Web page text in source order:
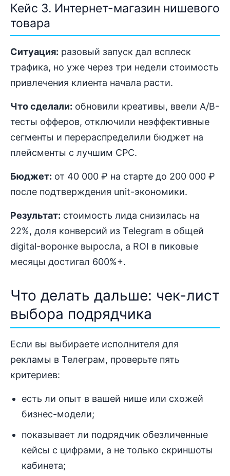
Кейс 3. Интернет-магазин нишевого
товара
Ситуация: разовый запуск дал всплеск
трафика, но уже через три недели стоимость
привлечения клиента начала расти.
Что сделали: обновили креативы, ввели A/B-
тесты офферов, отключили неэффективные
сегменты и перераспределили бюджет на
плейсменты с лучшим CPC.
Бюджет: от 40 000 ₽ на старте до 200 000 ₽
после подтверждения unit-экономики.
Результат: стоимость лида снизилась на
22%, доля конверсий из Telegram в общей
digital-воронке выросла, а ROI в пиковые
месяцы достигал 600%+.
Что делать дальше: чек-лист
выбора подрядчика
Если вы выбираете исполнителя для
рекламы в Телеграм, проверьте пять
критериев:
есть ли опыт в вашей нише или схожей
бизнес-модели;
показывает ли подрядчик обезличенные
кейсы с цифрами, а не только скриншоты
кабинета;